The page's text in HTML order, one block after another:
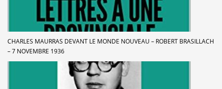
CHARLES MAURRAS DEVANT LE MONDE NOUVEAU – ROBERT BRASILLACH
– 7 NOVEMBRE 1936